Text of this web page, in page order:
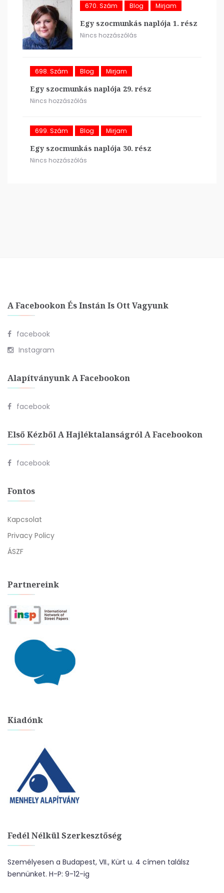
670. Szám Blog Mirjam
Egy szocmunkás naplója 1. rész
Nincs hozzászólás
698. Szám Blog Mirjam
Egy szocmunkás naplója 29. rész
Nincs hozzászólás
699. Szám Blog Mirjam
Egy szocmunkás naplója 30. rész
Nincs hozzászólás
A Facebookon És Instán Is Ott Vagyunk
facebook
Instagram
Alapítványunk A Facebookon
facebook
Első Kézből A Hajléktalanságról A Facebookon
facebook
Fontos
Kapcsolat
Privacy Policy
ÁSZF
Partnereink
Kiadónk
Fedél Nélkül Szerkesztőség
Személyesen a Budapest, VII., Kürt u. 4 címen találsz
bennünket. H-P: 9-12-ig